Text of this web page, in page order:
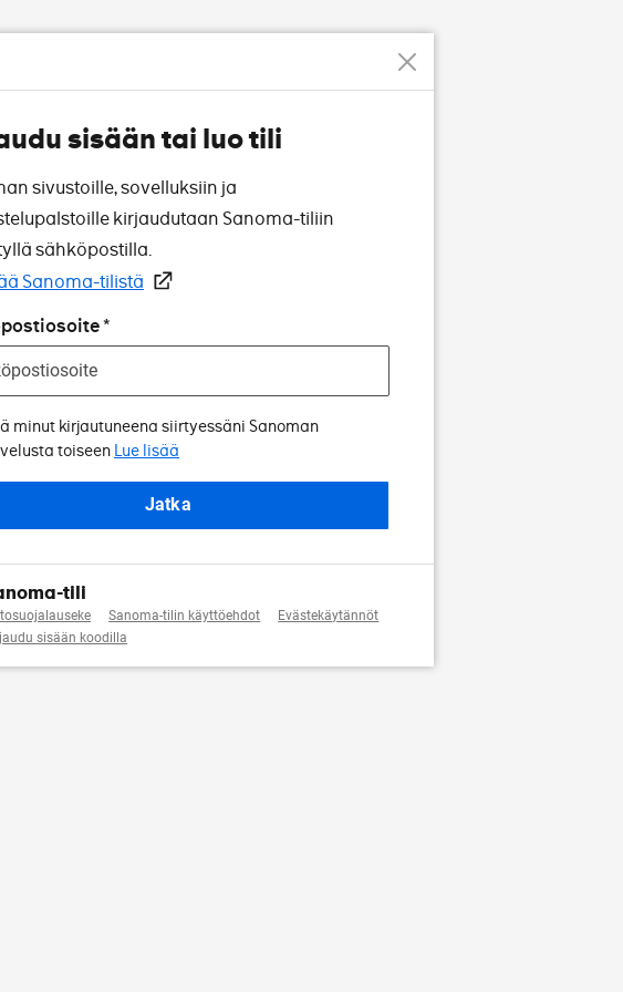
sisään tai luo tili
sivustoille, sovelluksiin ja
kirjaudutaan Sanoma-tiliin
sähköpostilla.
Sanoma-tilistä
minut kirjautuneena siirtyessäni Sanoman
toiseen Lue lisää
Jatka
tili
Sanoma-tilin käyttöehdot
Evästekäytännöt
sisään koodilla